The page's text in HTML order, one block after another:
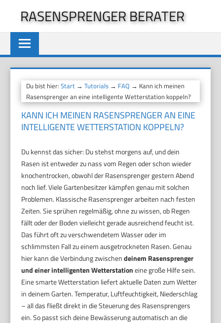
springen
RASENSPRENGER BERATER
Du bist hier:Start →Tutorials → FAQ → Kann ich meinen
Rasensprenger an eine intelligente Wetterstation koppeln?
KANN ICH MEINEN RASENSPRENGER AN EINE
INTELLIGENTE WETTERSTATION KOPPELN?
Du kennst das sicher: Du stehst morgens auf, und dein
Rasen ist entweder zu nass vom Regen oder schon wieder
knochentrocken, obwohl der Rasensprenger gestern Abend
noch lief. Viele Gartenbesitzer kämpfen genau mit solchen
Problemen. Klassische Rasensprenger arbeiten nach festen
Zeiten. Sie sprühen regelmäßig, ohne zu wissen, ob Regen
fällt oder der Boden vielleicht gerade ausreichend feucht ist.
Das führt oft zu verschwendetem Wasser oder im
schlimmsten Fall zu einem ausgetrockneten Rasen. Genau
hier kann die Verbindung zwischendeinem Rasensprenger
und einer intelligenten Wetterstationeine große Hilfe sein.
Eine smarte Wetterstation liefert aktuelle Daten zum Wetter
in deinem Garten. Temperatur, Luftfeuchtigkeit, Niederschlag
– all das fließt direkt in die Steuerung des Rasensprengers
ein. So passt sich deine Bewässerung automatisch an die